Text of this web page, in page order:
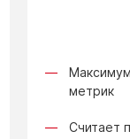
метрик
Считает